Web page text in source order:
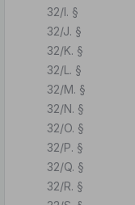
32/I. §
32/J. §
32/K. §
32/L. §
32/M. §
32/N. §
32/O. §
32/P. §
32/Q. §
32/R. §